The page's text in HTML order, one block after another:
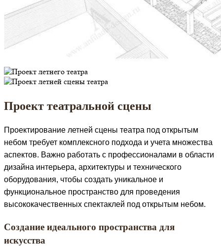
Проект театральной сцены
Проектирование летней сцены театра под открытым
небом требует комплексного подхода и учета множества
аспектов. Важно работать с профессионалами в области
дизайна интерьера, архитектуры и технического
оборудования, чтобы создать уникальное и
функциональное пространство для проведения
высококачественных спектаклей под открытым небом.
Создание идеального пространства для
искусства